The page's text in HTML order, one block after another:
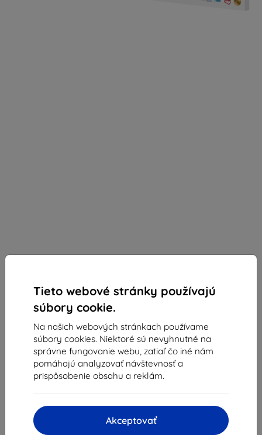
Tieto webové stránky používajú
súbory cookie.
Na našich webových stránkach používame
súbory cookies. Niektoré sú nevyhnutné na
správne fungovanie webu, zatiaľ čo iné nám
pomáhajú analyzovať návštevnosť a
prispôsobenie obsahu a reklám.
Akceptovať
Ochranné sklo 3MK NeoGlass Samsung A53 5G
A536 black
Popis a špecifikácia
13,90 €